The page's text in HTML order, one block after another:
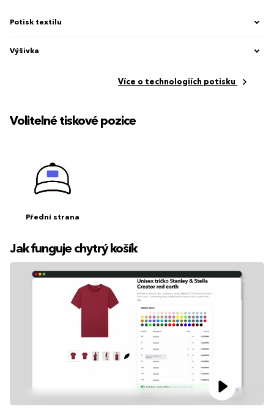
Potisk textilu
Výšivka
Více o technologiích potisku
Volitelné tiskové pozice
Přední strana
Jak funguje chytrý košík